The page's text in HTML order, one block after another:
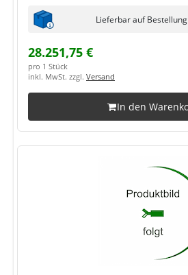
Lieferbar auf
28.251,75 €
pro 1 Stück
inkl. MwSt. zzgl. Versand
In den